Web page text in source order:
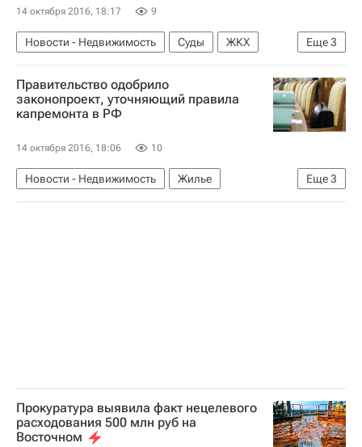
14 октября 2016, 18:17 9
Еще3
Новости - Недвижимость Суды
ЖКХ
Ярославская область
Инфраструктура
Россия
Правительство одобрило
законопроект, уточняющий правила
капремонта в РФ
14 октября 2016, 18:06 10
Еще3
Новости - Недвижимость
Жилье
Законодательство
Капремонт Россия
Прокуратура выявила факт нецелевого
расходования 500 млн руб на
Восточном